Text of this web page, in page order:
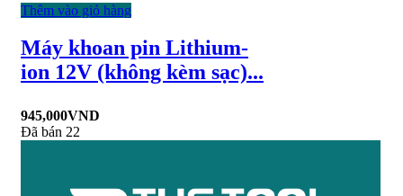
Thêm vào giỏ hàng
Máy khoan pin Lithium-
ion 12V (không kèm sạc)...
945,000VND
Đã bán 22